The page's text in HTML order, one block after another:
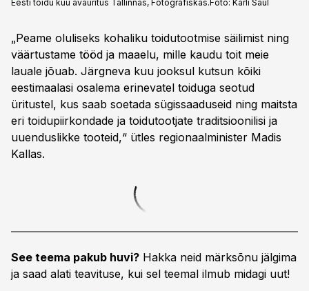
Eesti toidu kuu avaüritus Tallinnas, Fotografiskas.Foto: Karli Saul
„Peame oluliseks kohaliku toidutootmise säilimist ning
väärtustame tööd ja maaelu, mille kaudu toit meie
lauale jõuab. Järgneva kuu jooksul kutsun kõiki
eestimaalasi osalema erinevatel toiduga seotud
üritustel, kus saab soetada sügissaaduseid ning maitsta
eri toidupiirkondade ja toidutootjate traditsioonilisi ja
uuenduslikke tooteid,“ ütles regionaalminister Madis
Kallas.
See teema pakub huvi? Hakka neid märksõnu jälgima
ja saad alati teavituse, kui sel teemal ilmub midagi uut!